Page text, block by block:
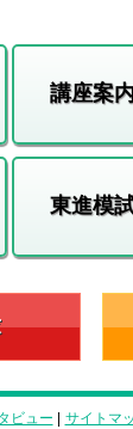
講座案
東進模
ビュー | サイトマ